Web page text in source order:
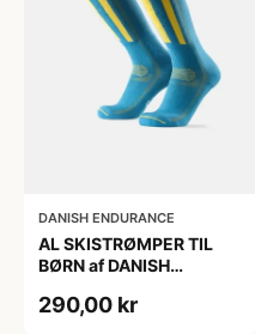
DANISH ENDURANCE
AL SKISTRØMPER TIL
BØRN af DANISH
35-38
290,00 kr